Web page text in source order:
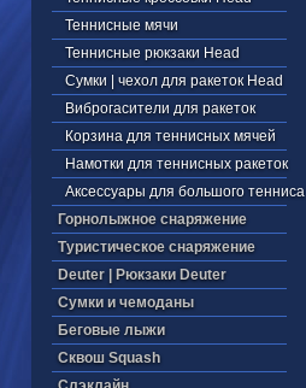
Теннисные мячи
Теннисные рюкзаки Head
Cумки | чехол для ракеток Head
Виброгасители для ракеток
Корзина для теннисных мячей
Намотки для теннисных ракеток
Аксессуары для большого тенниса
Горнолыжное снаряжение
Туристическое снаряжение
Deuter | Рюкзаки Deuter
Cумки и чемоданы
Беговые лыжи
Cквош Squash